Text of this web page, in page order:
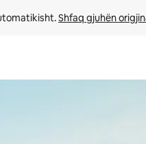
Shfaq gjuhën